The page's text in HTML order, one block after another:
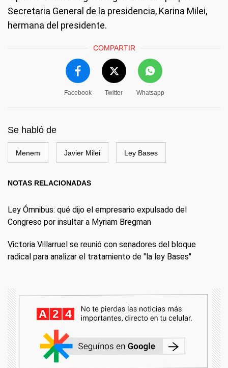
Secretaria General de la presidencia, Karina Milei,
hermana del presidente.
COMPARTIR
Facebook Twitter Whatsapp
Se habló de
Menem Javier Milei Ley Bases
NOTAS RELACIONADAS
Ley Ómnibus: qué dijo el empresario expulsado del
Congreso por insultar a Myriam Bregman
Victoria Villarruel se reunió con senadores del bloque
radical para analizar el tratamiento de "la ley Bases"